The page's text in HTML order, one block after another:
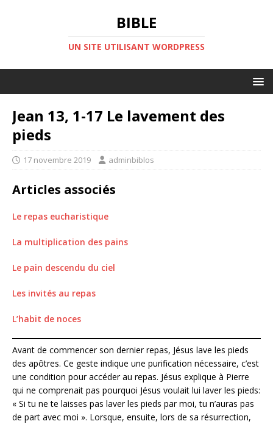
BIBLE
UN SITE UTILISANT WORDPRESS
Jean 13, 1-17 Le lavement des
pieds
17 novembre 2019 adminbiblos
Articles associés
Le repas eucharistique
La multiplication des pains
Le pain descendu du ciel
Les invités au repas
L’habit de noces
Avant de commencer son dernier repas, Jésus lave les pieds
des apôtres. Ce geste indique une purification nécessaire, c’est
une condition pour accéder au repas. Jésus explique à Pierre
qui ne comprenait pas pourquoi Jésus voulait lui laver les pieds:
« Si tu ne te laisses pas laver les pieds par moi, tu n’auras pas
de part avec moi ». Lorsque, ensuite, lors de sa résurrection,